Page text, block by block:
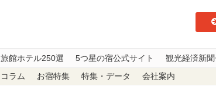
館ホテル250選 5つ星の宿公式サイト 観光経済新
コラム お宿特集 特集・データ 会社案内